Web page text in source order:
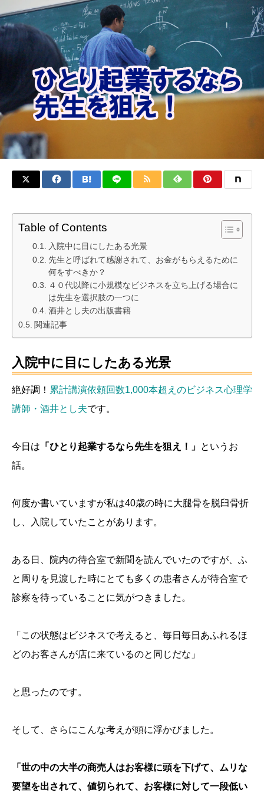
Table of Contents
入院中に目にしたある光景
先生と呼ばれて感謝されて、お金がもらえるために
何をすべきか？
４０代以降に小規模なビジネスを立ち上げる場合に
は先生を選択肢の一つに
酒井とし夫の出版書籍
関連記事
入院中に目にしたある光景
絶好調！ 累計講演依頼回数1,000本超えのビジネス心理学
講師・酒井とし夫です。
今日は 「ひとり起業するなら先生を狙え！」 というお
話。
何度か書いていますが私は40歳の時に大腿骨を脱臼骨折
し、入院していたことがあります。
ある日、院内の待合室で新聞を読んでいたのですが、ふ
と周りを見渡した時にとても多くの患者さんが待合室で
診察を待っていることに気がつきました。
「この状態はビジネスで考えると、毎日毎日あふれるほ
どのお客さんが店に来ているのと同じだな」
と思ったのです。
そして、さらにこんな考えが頭に浮かびました。
「世の中の大半の商売人はお客様に頭を下げて、ムリな
要望を出されて、値切られて、お客様に対して一段低い